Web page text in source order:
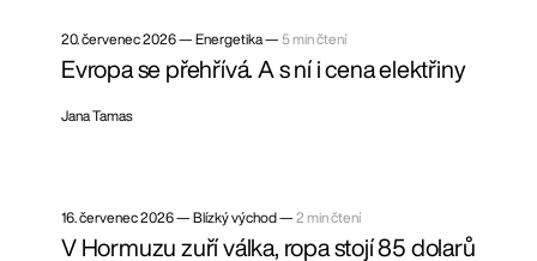
20. červenec 2026— Energetika — 5 min čtení
Evropa se přehřívá. A s ní i cena elektřiny
Jana Tamas
16. červenec 2026— Blízký východ — 2 min čtení
V Hormuzu zuří válka, ropa stojí 85 dolarů